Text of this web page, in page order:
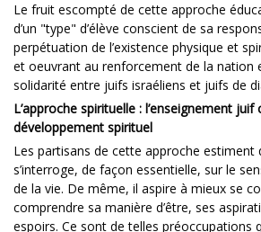
Le fruit escompté de cette approche
d’un "type" d’élève conscient de sa
perpétuation de l’existence physique et
et oeuvrant au renforcement de la nation
solidarité entre juifs israéliens et juifs de
L’approche spirituelle : l’enseignement
développement spirituel
Les partisans de cette approche estiment
s’interroge, de façon essentielle, sur le
de la vie. De même, il aspire à mieux se
comprendre sa manière d’être, ses
espoirs. Ce sont de telles préoccupations